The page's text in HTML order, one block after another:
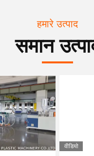
हमारे उत्पाद
समान
वीडियो